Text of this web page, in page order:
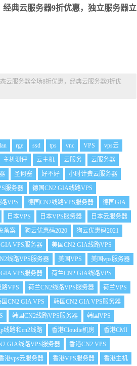
典云服务器9折优惠，独立服务器立
云服务器全场8折优惠，经典云服务器9折优
lan rge ssd tps vnc VPS
vps云
主机测评 云主机 云服务
云服务器
圣何塞 好不好
小时计费云服务器
服务器
德国CN2 GIA线路VPS
VPS 德国CN2线路VPS服务器
德国GIA
日本VPS 日本VPS服务器
日本云服务器
备案 狗云优惠码2020
狗云优惠码2021
VPS服务器
美国CN2 GIA线路VPS
线路VPS服务器 美国VPS
美国vps服务器
VPS服务器
荷兰CN2 GIA线路VPS
VPS 荷兰CN2线路VPS服务器
荷兰VPS
国CN2 GIA VPS
韩国CN2 GIA VPS服务器
韩国CN2线路VPS服务器
韩国VPS
线路和cn2线路 香港Cloudie机房
香港CMI
GIA线路VPS服务器
香港CN2 VPS
港vps云服务器 香港VPS服务器 香港主机